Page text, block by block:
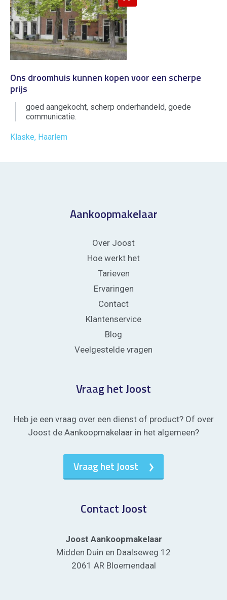
Ons droomhuis kunnen kopen voor een scherpe
prijs
goed aangekocht, scherp onderhandeld, goede
communicatie.
Klaske, Haarlem
Aankoopmakelaar
Over Joost
Hoe werkt het
Tarieven
Ervaringen
Contact
Klantenservice
Blog
Veelgestelde vragen
Vraag het Joost
Heb je een vraag over een dienst of product? Of over
Joost de Aankoopmakelaar in het algemeen?
Vraag het Joost
Contact Joost
Joost Aankoopmakelaar
Midden Duin en Daalseweg 12
2061 AR Bloemendaal